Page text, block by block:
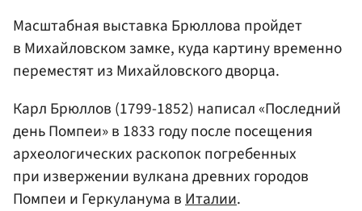
Масштабная выставка Брюллова пройдет
в Михайловском замке, куда картину временно
переместят из Михайловского дворца.
Карл Брюллов (1799-1852) написал «Последний
день Помпеи» в 1833 году после посещения
археологических раскопок погребенных
при извержении вулкана древних городов
Помпеи и Геркуланума вИталии.